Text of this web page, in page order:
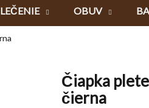
OBUV
Čiapka
čierna